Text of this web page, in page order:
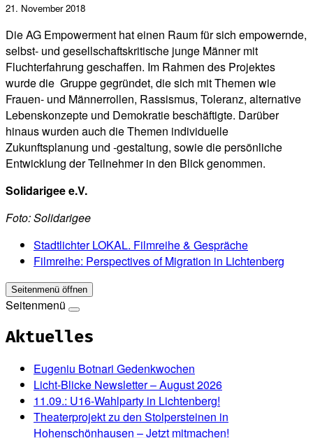
21. November 2018
Die AG Empowerment hat einen Raum für sich empowernde,
selbst- und gesellschaftskritische junge Männer mit
Fluchterfahrung geschaffen. Im Rahmen des Projektes
wurde die Gruppe gegründet, die sich mit Themen wie
Frauen- und Männerrollen, Rassismus, Toleranz, alternative
Lebenskonzepte und Demokratie beschäftigte. Darüber
hinaus wurden auch die Themen individuelle
Zukunftsplanung und -gestaltung, sowie die persönliche
Entwicklung der Teilnehmer in den Blick genommen.
Solidarigee e.V.
Foto: Solidarigee
Stadtlichter LOKAL. Filmreihe & Gespräche
Filmreihe: Perspectives of Migration in Lichtenberg
Seitenmenü öffnen
Seitenmenü
Aktuelles
Eugeniu Botnari Gedenkwochen
Licht-Blicke Newsletter – August 2026
11.09.: U16-Wahlparty in Lichtenberg!
Theaterprojekt zu den Stolpersteinen in
Hohenschönhausen – Jetzt mitmachen!